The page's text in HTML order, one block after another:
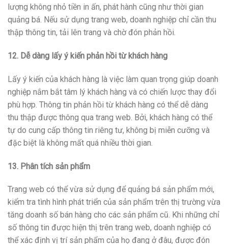
lượng không nhỏ tiền in ấn, phát hành cũng như thời gian
quảng bá. Nếu sử dụng trang web, doanh nghiệp chỉ cần thu
thập thông tin, tải lên trang và chờ đón phản hồi.
12. Dễ dàng lấy ý kiến phản hồi từ khách hàng
Lấy ý kiến của khách hàng là việc làm quan trọng giúp doanh
nghiệp nắm bắt tâm lý khách hàng và có chiến lược thay đổi
phù hợp. Thông tin phản hồi từ khách hàng có thể dễ dàng
thu thập được thông qua trang web. Bởi, khách hàng có thể
tự do cung cấp thông tin riêng tư, không bị miễn cưỡng và
đặc biệt là không mất quá nhiều thời gian.
13. Phân tích sản phẩm
Trang web có thể vừa sử dụng để quảng bá sản phẩm mới,
kiểm tra tình hình phát triển của sản phẩm trên thị trường vừa
tăng doanh số bán hàng cho các sản phẩm cũ. Khi những chỉ
số thông tin được hiện thị trên trang web, doanh nghiệp có
thể xác định vị trí sản phẩm của họ đang ở đâu, được đón